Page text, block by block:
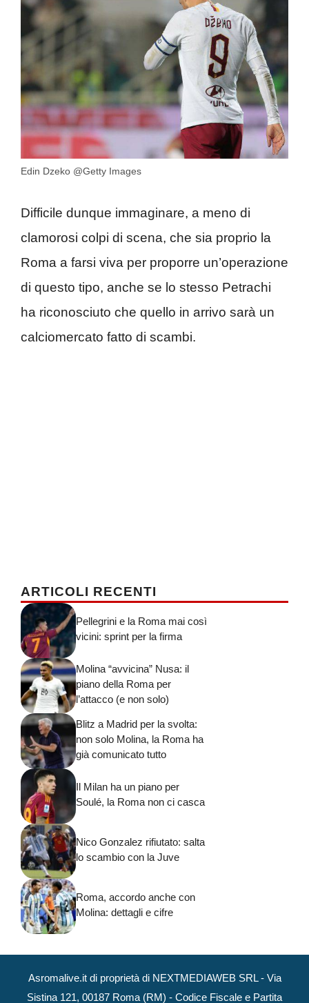
Edin Dzeko @Getty Images
Difficile dunque immaginare, a meno di
clamorosi colpi di scena, che sia proprio la
Roma a farsi viva per proporre un’operazione
di questo tipo, anche se lo stesso Petrachi
ha riconosciuto che quello in arrivo sarà un
calciomercato fatto di scambi.
ARTICOLI RECENTI
Pellegrini e la Roma mai così
vicini: sprint per la firma
Molina “avvicina” Nusa: il
piano della Roma per
l’attacco (e non solo)
Blitz a Madrid per la svolta:
non solo Molina, la Roma ha
già comunicato tutto
Il Milan ha un piano per
Soulé, la Roma non ci casca
Nico Gonzalez rifiutato: salta
lo scambio con la Juve
Roma, accordo anche con
Molina: dettagli e cifre
Asromalive.it di proprietà di NEXTMEDIAWEB SRL - Via
Sistina 121, 00187 Roma (RM) - Codice Fiscale e Partita